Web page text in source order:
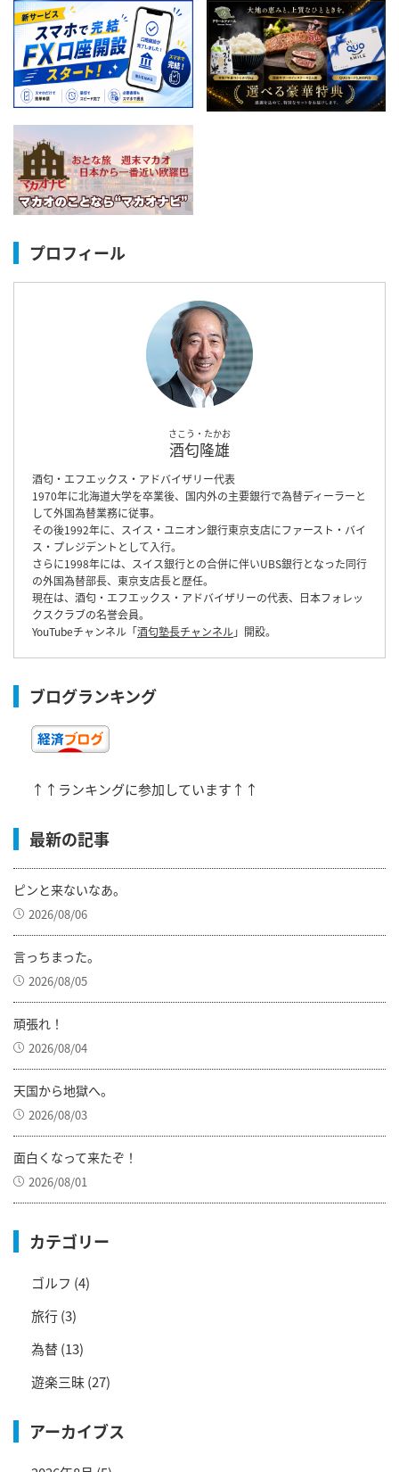
プロフィール
さこう・たかお
酒匂隆雄
酒匂・エフエックス・アドバイザリー代表
1970年に北海道大学を卒業後、国内外の主要銀行で為替ディーラーと
して外国為替業務に従事。
その後1992年に、スイス・ユニオン銀行東京支店にファースト・バイ
ス・プレジデントとして入行。
さらに1998年には、スイス銀行との合併に伴いUBS銀行となった同行
の外国為替部長、東京支店長と歴任。
現在は、酒匂・エフエックス・アドバイザリーの代表、日本フォレッ
クスクラブの名誉会員。
YouTubeチャンネル「酒匂塾長チャンネル」開設。
ブログランキング
↑↑ランキングに参加しています↑↑
最新の記事
ピンと来ないなあ。
2026/08/06
言っちまった。
2026/08/05
頑張れ！
2026/08/04
天国から地獄へ。
2026/08/03
面白くなって来たぞ！
2026/08/01
カテゴリー
ゴルフ (4)
旅行(3)
為替(13)
遊楽三昧(27)
アーカイブス